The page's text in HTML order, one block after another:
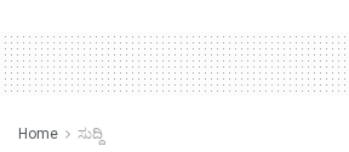
Home ಸುದ್ದಿ